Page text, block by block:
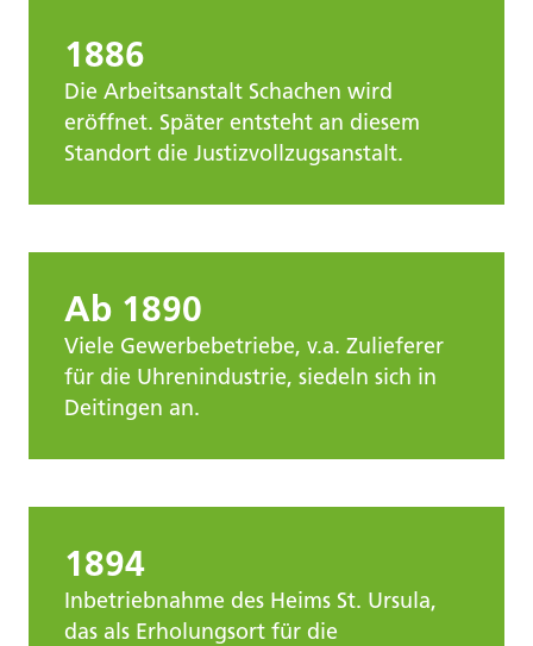
1886
Die Arbeitsanstalt Schachen wird
eröffnet. Später entsteht an diesem
Standort die Justizvollzugsanstalt.
Ab 1890
Viele Gewerbebetriebe, v.a. Zulieferer
für die Uhrenindustrie, siedeln sich in
Deitingen an.
1894
Inbetriebnahme des Heims St. Ursula,
das als Erholungsort für die